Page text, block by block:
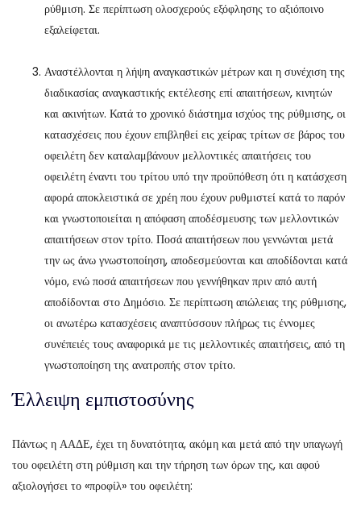
ρύθμιση. Σε περίπτωση ολοσχερούς εξόφλησης το αξιόποινο
εξαλείφεται.
Αναστέλλονται η λήψη αναγκαστικών μέτρων και η συνέχιση της
διαδικασίας αναγκαστικής εκτέλεσης επί απαιτήσεων, κινητών
και ακινήτων. Κατά το χρονικό διάστημα ισχύος της ρύθμισης, οι
κατασχέσεις που έχουν επιβληθεί εις χείρας τρίτων σε βάρος του
οφειλέτη δεν καταλαμβάνουν μελλοντικές απαιτήσεις του
οφειλέτη έναντι του τρίτου υπό την προϋπόθεση ότι η κατάσχεση
αφορά αποκλειστικά σε χρέη που έχουν ρυθμιστεί κατά το παρόν
και γνωστοποιείται η απόφαση αποδέσμευσης των μελλοντικών
απαιτήσεων στον τρίτο. Ποσά απαιτήσεων που γεννώνται μετά
την ως άνω γνωστοποίηση, αποδεσμεύονται και αποδίδονται κατά
νόμο, ενώ ποσά απαιτήσεων που γεννήθηκαν πριν από αυτή
αποδίδονται στο Δημόσιο. Σε περίπτωση απώλειας της ρύθμισης,
οι ανωτέρω κατασχέσεις αναπτύσσουν πλήρως τις έννομες
συνέπειές τους αναφορικά με τις μελλοντικές απαιτήσεις, από τη
γνωστοποίηση της ανατροπής στον τρίτο.
Έλλειψη εμπιστοσύνης
Πάντως η ΑΑΔΕ, έχει τη δυνατότητα, ακόμη και μετά από την υπαγωγή
του οφειλέτη στη ρύθμιση και την τήρηση των όρων της, και αφού
αξιολογήσει το «προφίλ» του οφειλέτη: